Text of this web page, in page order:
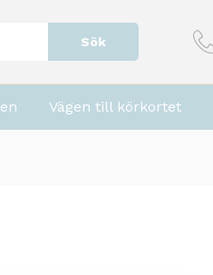
Sök
Vägen till körkortet